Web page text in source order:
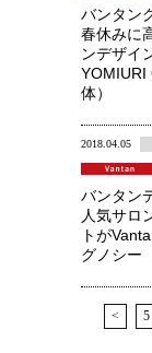
バンタン
春休みに
ンデザイ
体）
2018.04.05
バンタン
人気サロ
トが
グノシー
< 5